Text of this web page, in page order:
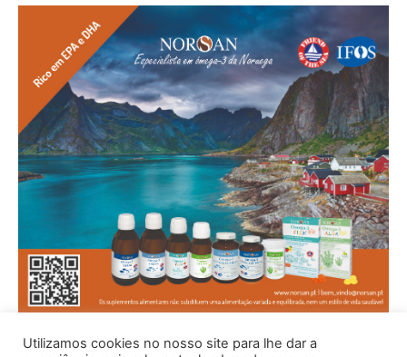
Utilizamos cookies no nosso site para lhe dar a